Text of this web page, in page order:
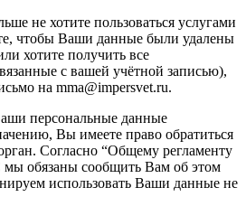
не хотите пользоваться услугами
чтобы Ваши данные были удалены
хотите получить все
с вашей учётной записью),
на mma@impersvet.ru.
персональные данные
Вы имеете право обратиться
Согласно “Общему регламенту
обязаны сообщить Вам об этом
использовать Ваши данные не